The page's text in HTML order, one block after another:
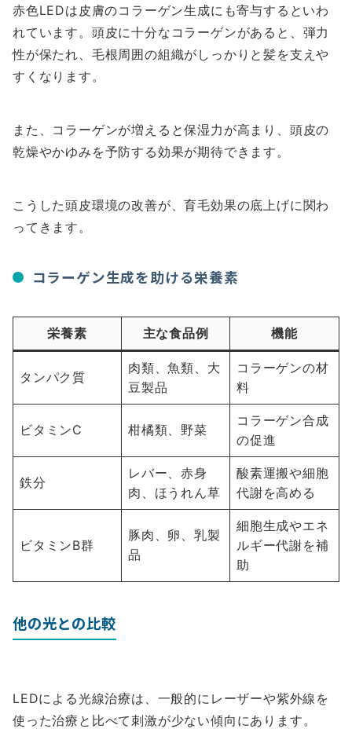
赤色LEDは皮膚のコラーゲン生成にも寄与するといわ
れています。頭皮に十分なコラーゲンがあると、弾力
性が保たれ、毛根周囲の組織がしっかりと髪を支えや
すくなります。
また、コラーゲンが増えると保湿力が高まり、頭皮の
乾燥やかゆみを予防する効果が期待できます。
こうした頭皮環境の改善が、育毛効果の底上げに関わ
ってきます。
コラーゲン生成を助ける栄養素
栄養素 主な食品例 機能
タンパク質
肉類、魚類、大
豆製品
コラーゲンの材
料
ビタミンC 柑橘類、野菜
コラーゲン合成
の促進
鉄分
レバー、赤身
肉、ほうれん草
酸素運搬や細胞
代謝を高める
ビタミンB群
豚肉、卵、乳製
品
細胞生成やエネ
ルギー代謝を補
助
他の光との比較
LEDによる光線治療は、一般的にレーザーや紫外線を
使った治療と比べて刺激が少ない傾向にあります。